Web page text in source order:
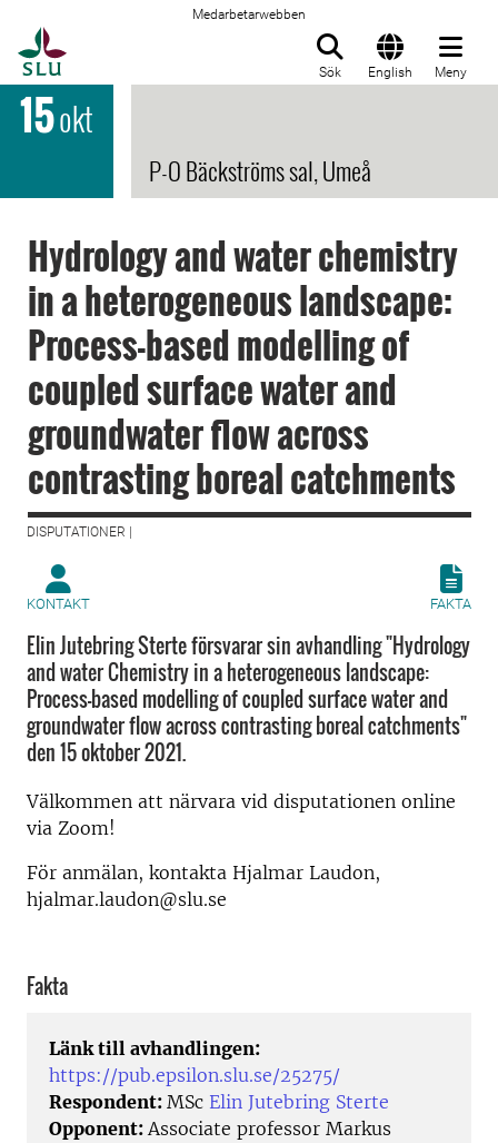
Medarbetarwebben
Sök English Meny
15okt
P-O Bäckströms sal, Umeå
Hydrology and water chemistry
in a heterogeneous landscape:
Process-based modelling of
coupled surface water and
groundwater flow across
contrasting boreal catchments
DISPUTATIONER |
KONTAKT FAKTA
Elin Jutebring Sterte försvarar sin avhandling "Hydrology
and water Chemistry in a heterogeneous landscape:
Process-based modelling of coupled surface water and
groundwater flow across contrasting boreal catchments"
den 15 oktober 2021.
Välkommen att närvara vid disputationen online
via Zoom!
För anmälan, kontakta Hjalmar Laudon,
hjalmar.laudon@slu.se
Fakta
Länk till avhandlingen:
https://pub.epsilon.slu.se/25275/
Respondent: MSc Elin Jutebring Sterte
Opponent:Associate professor Markus